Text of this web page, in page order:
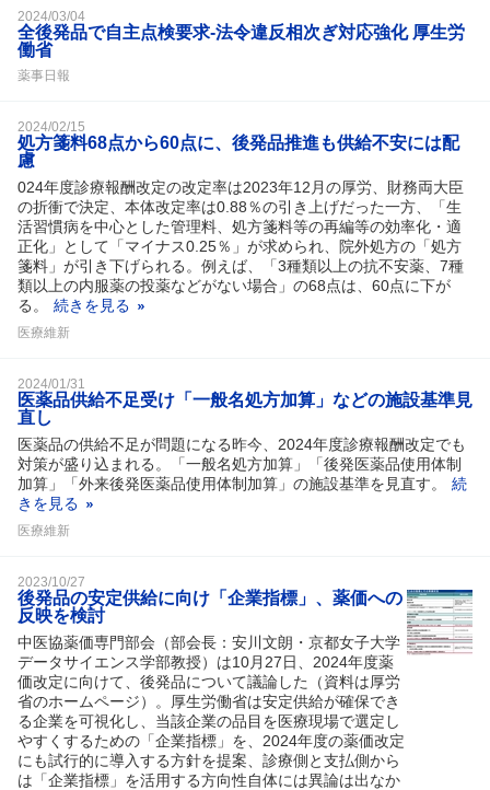
2024/03/04
全後発品で自主点検要求‐法令違反相次ぎ対応強化 厚生労
働省
薬事日報
2024/02/15
処方箋料68点から60点に、後発品推進も供給不安には配
慮
024年度診療報酬改定の改定率は2023年12月の厚労、財務両大臣
の折衝で決定、本体改定率は0.88％の引き上げだった一方、「生
活習慣病を中心とした管理料、処方箋料等の再編等の効率化・適
正化」として「マイナス0.25％」が求められ、院外処方の「処方
箋料」が引き下げられる。例えば、「3種類以上の抗不安薬、7種
類以上の内服薬の投薬などがない場合」の68点は、60点に下が
る。
続きを見る
医療維新
2024/01/31
医薬品供給不足受け「一般名処方加算」などの施設基準見
直し
医薬品の供給不足が問題になる昨今、2024年度診療報酬改定でも
対策が盛り込まれる。「一般名処方加算」「後発医薬品使用体制
加算」「外来後発医薬品使用体制加算」の施設基準を見直す。
続
きを見る
医療維新
2023/10/27
後発品の安定供給に向け「企業指標」、薬価への
反映を検討
中医協薬価専門部会（部会長：安川文朗・京都女子大学
データサイエンス学部教授）は10月27日、2024年度薬
価改定に向けて、後発品について議論した（資料は厚労
省のホームページ）。厚生労働省は安定供給が確保でき
る企業を可視化し、当該企業の品目を医療現場で選定し
やすくするための「企業指標」を、2024年度の薬価改定
にも試行的に導入する方針を提案、診療側と支払側から
は「企業指標」を活用する方向性自体には異論は出なか